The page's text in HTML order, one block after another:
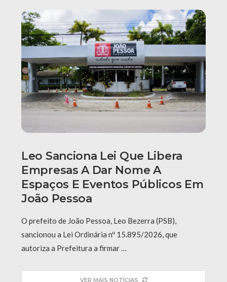
Leo Sanciona Lei Que Libera
Empresas A Dar Nome A
Espaços E Eventos Públicos Em
João Pessoa
O prefeito de João Pessoa, Leo Bezerra (PSB),
sancionou a Lei Ordinária nº 15.895/2026, que
autoriza a Prefeitura a firmar …
VER MAIS NOTÍCIAS